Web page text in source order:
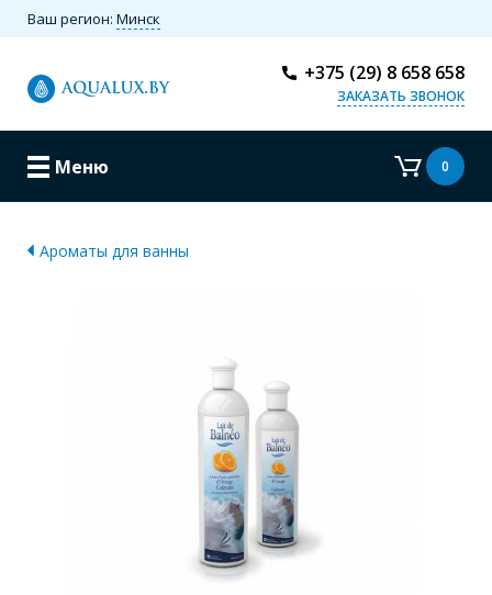
Ваш регион: Минск
+375 (29) 8 658 658
ЗАКАЗАТЬ ЗВОНОК
Меню 0
Ароматы для ванны